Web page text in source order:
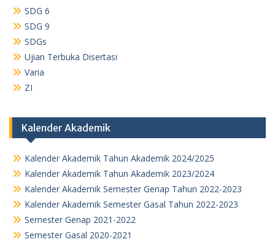
SDG 6
SDG 9
SDGs
Ujian Terbuka Disertasi
Varia
ZI
Kalender Akademik
Kalender Akademik Tahun Akademik 2024/2025
Kalender Akademik Tahun Akademik 2023/2024
Kalender Akademik Semester Genap Tahun 2022-2023
Kalender Akademik Semester Gasal Tahun 2022-2023
Semester Genap 2021-2022
Semester Gasal 2020-2021